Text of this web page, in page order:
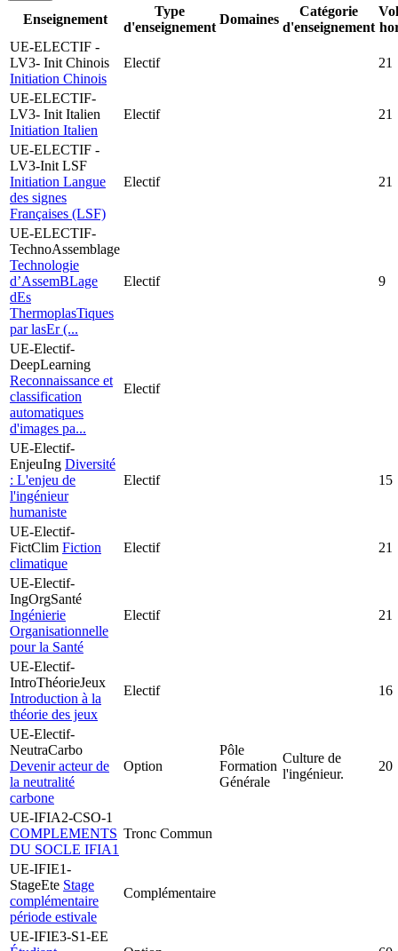
Enseignement
Type
d'enseignement
Domaines
Catégorie
d'enseignement
UE-ELECTIF -
LV3- Init Chinois
Initiation Chinois
Electif 21
UE-ELECTIF-
LV3- Init Italien
Initiation Italien
Electif 21
UE-ELECTIF -
LV3-Init LSF
Initiation Langue
des signes
Françaises (LSF)
Electif 21
UE-ELECTIF-
TechnoAssemblage
Technologie
d’AssemBLage
dEs
ThermoplasTiques
par lasEr (...
Electif 9
UE-Electif-
DeepLearning
Reconnaissance et
classification
automatiques
d'images pa...
Electif
UE-Electif-
EnjeuIng Diversité
: L'enjeu de
l'ingénieur
humaniste
Electif 15
UE-Electif-
FictClim Fiction
climatique
Electif 21
UE-Electif-
IngOrgSanté
Ingénierie
Organisationnelle
pour la Santé
Electif 21
UE-Electif-
IntroThéorieJeux
Introduction à la
théorie des jeux
Electif 16
UE-Electif-
NeutraCarbo
Devenir acteur de
la neutralité
carbone
Option
Pôle
Formation
Générale
Culture de
l'ingénieur.
20
UE-IFIA2-CSO-1
COMPLEMENTS
DU SOCLE IFIA1
Tronc Commun
UE-IFIE1-
StageEte Stage
complémentaire
période estivale
Complémentaire
UE-IFIE3-S1-EE